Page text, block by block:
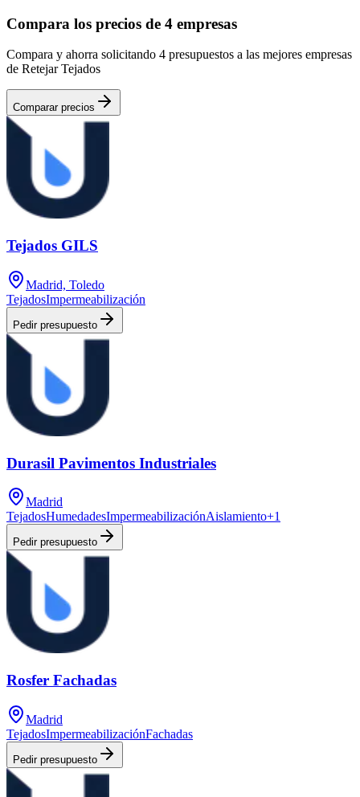
Compara los precios de 4 empresas
Compara y ahorra solicitando 4 presupuestos a las mejores empresas
de Retejar Tejados
Comparar precios
Tejados GILS
Madrid, Toledo
TejadosImpermeabilización
Pedir presupuesto
Durasil Pavimentos Industriales
Madrid
TejadosHumedadesImpermeabilizaciónAislamiento+1
Pedir presupuesto
Rosfer Fachadas
Madrid
TejadosImpermeabilizaciónFachadas
Pedir presupuesto